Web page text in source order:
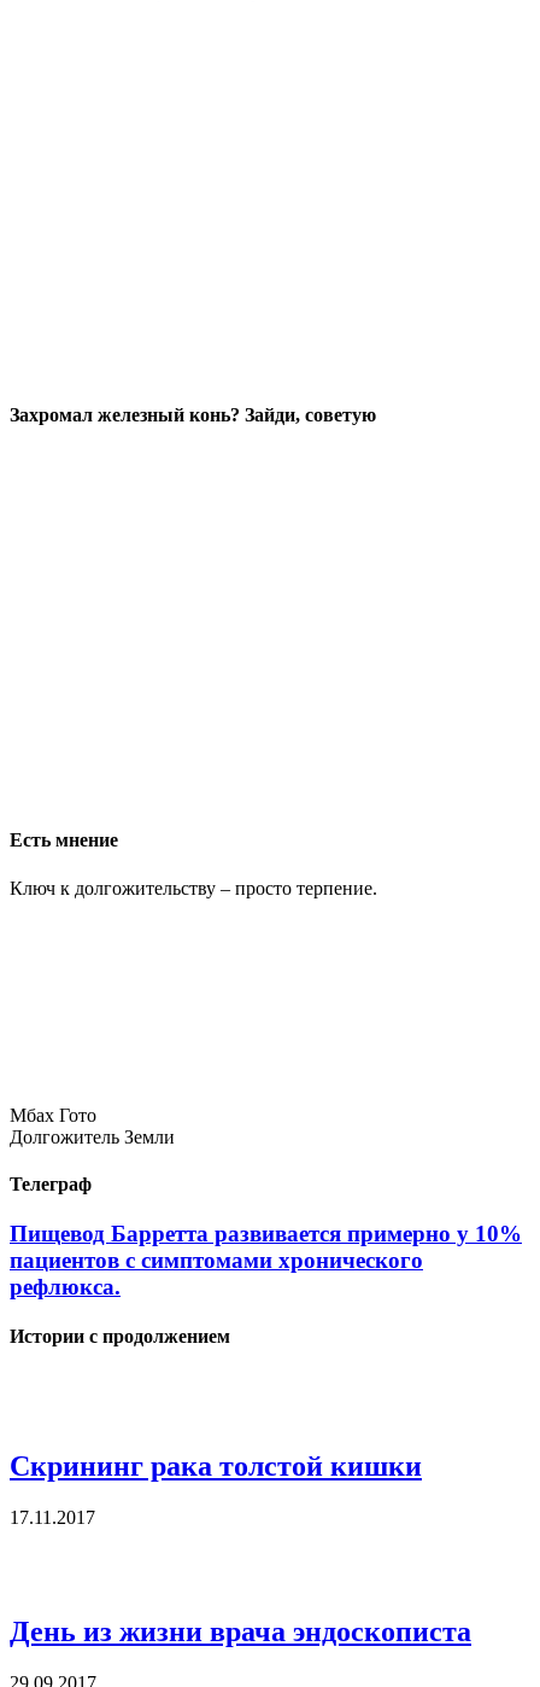
Захромал железный конь? Зайди, советую
Есть мнение
Ключ к долгожительству – просто терпение.
Мбах Гото
Долгожитель Земли
Телеграф
Пищевод Барретта развивается примерно у 10%
пациентов с симптомами хронического
рефлюкса.
Истории с продолжением
Скрининг рака толстой кишки
17.11.2017
День из жизни врача эндоскописта